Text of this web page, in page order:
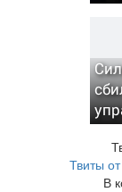
Твиты
В